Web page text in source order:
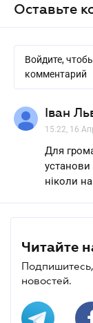
Оставьте
Войдите,
комментарий
Іван
15.22, 16
Для
ніколи
Читайте
новостей.